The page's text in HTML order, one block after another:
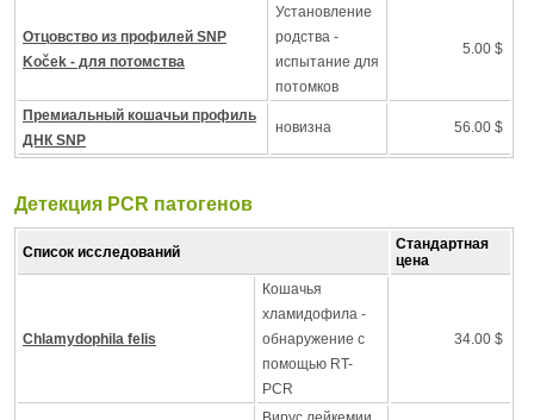
Отцовство из профилей SNP
Koček - для потомства
Установление
родства -
испытание для
потомков
5.00 $
Премиальный кошачьи профиль
ДНК SNP
новизна 56.00 $
Детекция PCR патогенов
Список исследований
Стандартная
цена
Chlamydophila felis
Кошачья
хламидофила -
обнаружение с
помощью RT-
PCR
34.00 $